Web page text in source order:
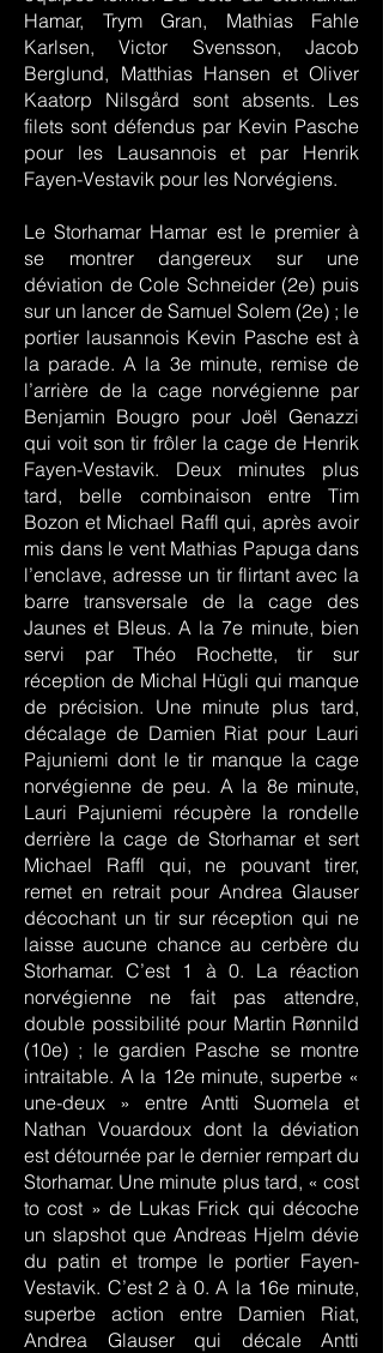
Hamar, Trym Gran, Mathias Fahle
Karlsen, Victor Svensson, Jacob
Berglund, Matthias Hansen et Oliver
Kaatorp Nilsgård sont absents. Les
filets sont défendus par Kevin Pasche
pour les Lausannois et par Henrik
Fayen-Vestavik pour les Norvégiens.
Le Storhamar Hamar est le premier à
se montrer dangereux sur une
déviation de Cole Schneider (2e) puis
sur un lancer de Samuel Solem (2e) ; le
portier lausannois Kevin Pasche est à
la parade. A la 3e minute, remise de
l’arrière de la cage norvégienne par
Benjamin Bougro pour Joël Genazzi
qui voit son tir frôler la cage de Henrik
Fayen-Vestavik. Deux minutes plus
tard, belle combinaison entre Tim
Bozon et Michael Raffl qui, après avoir
mis dans le vent Mathias Papuga dans
l’enclave, adresse un tir flirtant avec la
barre transversale de la cage des
Jaunes et Bleus. A la 7e minute, bien
servi par Théo Rochette, tir sur
réception de Michal Hügli qui manque
de précision. Une minute plus tard,
décalage de Damien Riat pour Lauri
Pajuniemi dont le tir manque la cage
norvégienne de peu. A la 8e minute,
Lauri Pajuniemi récupère la rondelle
derrière la cage de Storhamar et sert
Michael Raffl qui, ne pouvant tirer,
remet en retrait pour Andrea Glauser
décochant un tir sur réception qui ne
laisse aucune chance au cerbère du
Storhamar. C’est 1 à 0. La réaction
norvégienne ne fait pas attendre,
double possibilité pour Martin Rønnild
(10e) ; le gardien Pasche se montre
intraitable. A la 12e minute, superbe «
une-deux » entre Antti Suomela et
Nathan Vouardoux dont la déviation
est détournée par le dernier rempart du
Storhamar. Une minute plus tard, « cost
to cost » de Lukas Frick qui décoche
un slapshot que Andreas Hjelm dévie
du patin et trompe le portier Fayen-
Vestavik. C’est 2 à 0. A la 16e minute,
superbe action entre Damien Riat,
Andrea Glauser qui décale Antti